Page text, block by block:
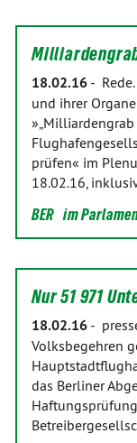
18.02.16 -
und ihrer
prüfen« im
18.02.16,
BER im
Nur 51 971
18.02.16 -
Volksbegehren
das Berliner